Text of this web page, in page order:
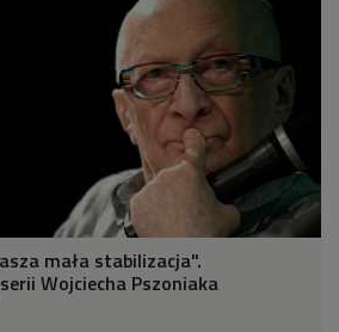
mała stabilizacja".
Wojciecha Pszoniaka